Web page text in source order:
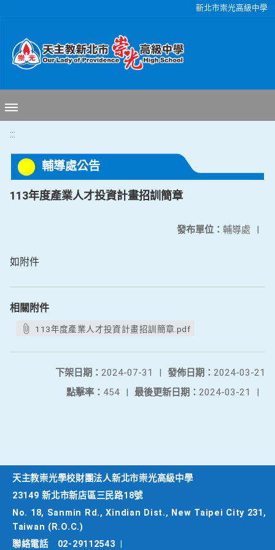
新北市崇光高級中學
:::
輔導處公告
113年度產業人才投資計畫招訓簡章
發布單位： 輔導處 |
如附件
相關附件
113年度產業人才投資計畫招訓簡章.pdf
發佈日期： 2024-03-21
下架日期： 2024-07-31
|
最後更新日期： 2024-03-21 |
點擊率： 454 |
天主教崇光學校財團法人新北市崇光高級中學
23149 新北市新店區三民路18號
No. 18, Sanmin Rd., Xindian Dist., New Taipei City 231,
Taiwan (R.O.C.)
聯絡電話
02-29112543